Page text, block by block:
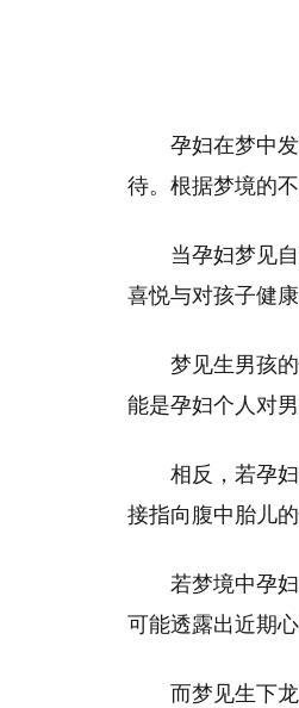
孕妇在梦中
待。根据梦境的
当孕妇梦见
喜悦与对孩子健
梦见生男孩
能是孕妇个人对
相反，若孕
接指向腹中胎儿
若梦境中孕
可能透露出近期
而梦见生下